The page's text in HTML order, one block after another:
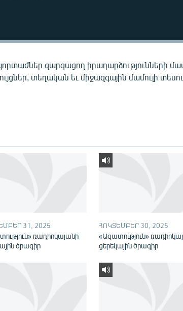
զարգացող իրադարձությունների
տեղական եւ միջազգային մամուլի
31, 2025
ռադիոկայանի
ծրագիր
ՀՈԿՏԵՄԲԵՐ 30, 2025
«Ազատություն»
ցերեկային ծրագիր